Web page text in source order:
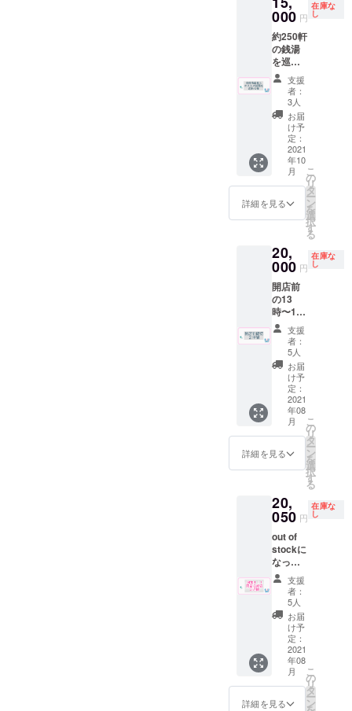
するこ
とがあ
りま
す。
使って
いくう
ちに落
ち着い
て風合
いが増
しま
す。 ※
郵送は
９月中
頃を予
おりま
す。
ぬ
https://
kamaw
anu.jp
の江
澤氏に
ご依頼
させて
頂きま
した。
サイ
ズ 約
33cm×
90cm
綿１０
本 ※手
染めの
色移り
するこ
とがあ
りま
す。
使って
いくう
ちに落
ち着い
て風合
いが増
しま
す。 グ
ラスに
ついて
海の屋
号をプ
した
ウォー
ターグ
ラスで
す。 サ
イズ
円周
210mm
口径
6.7×高
さ８cm
限2022
年９月
送は９
月中頃
を予定
してお
りま
す。 ※
入札件
数が多
い場
合、追
加生産
になる
１ヶ月
ほど遅
ざいま
す。 ※
送料は
プロ
ジェク
トオー
ナー負
担とな
りま
す。
コール
も可
（使用
時に喫
茶での
酒類の
販売が
可能の
場合）
但し未
成年の
方はソ
フトド
リンク
のみの
ご注文
限2022
年９月
末 ※郵
送は９
月中頃
を予定
してお
りま
す。 ※
送料は
プロ
ジェク
トオー
ナー負
担とな
す。 返
礼品の
ターン
でご確
認下さ
い。
ご希望
の名
前、一
言をご
記入下
さい。
※購入後
に彫刻
不可の
内容と
判断す
ること
になっ
てし
まった
場合の
ステム
上でき
ませ
ん。そ
の際は
別の内
容のも
のを彫
刻させ
て頂く
為、
CAMPF
IRE内の
DMにて
やりと
りさせ
ていた
の番号
指定は
せん。
※10月中
での制
作予定
です。
※公序良
俗に反
する彫
刻内容
や第三
者のお
名前は
出来か
000 円
在庫な
し
約250軒
の銭湯
を巡っ
ている
現役の
番頭が
おすす
めの銭
湯にい
くプラ
ンで
す。(お
風呂代
は店長
の奢り
です) 銭
家とし
ての銭
湯の見
え方、
銭湯や
る側と
しての
物件の
見え方
を兼ね
備えた
店長と
銭湯に
行きま
しょ
う！ 十
條湯店
https://
mobile.t
witter.c
om/8mi
nato7
※16時〜
22時の
間に銭
湯２件
はしご
するよ
うな内
容で
す。 ※
東京近
郊で行
きたい
支援
者：
3人
お届
け予
定：
2021
年10
月
詳細を見る
こ
の
リ
タ
ー
ン
を
選
択
す
る
20,
000 円
在庫な
し
開店前
の13
時〜15
時で貸
切でサ
ウナ付
きの入
浴がで
きま
す。 お
好きな
喫茶ド
リンク
一人１
杯付き
となり
※ドリン
クはア
ルコー
ルも可
（使用
時に喫
茶での
酒類の
販売が
可能の
場合）
但し未
成年の
方はソ
フトド
リンク
のみの
支援
者：
5人
お届
け予
定：
2021
年08
月
詳細を見る
こ
の
リ
タ
ー
ン
を
選
択
す
る
20,
050 円
在庫な
し
out of
stockに
なって
いたこ
ちらの
プラン
を追加
致しま
した！
リター
ン品の
内容は
同じで
す。 開
支援
者：
5人
お届
け予
定：
2021
年08
月
詳細を見る
こ
の
リ
タ
ー
ン